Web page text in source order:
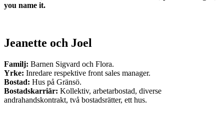
you name it.
Jeanette och Joel
Familj: Barnen Sigvard och Flora.
Yrke: Inredare respektive front sales manager.
Bostad: Hus på Gränsö.
Bostadskarriär: Kollektiv, arbetarbostad, diverse
andrahandskontrakt, två bostadsrätter, ett hus.